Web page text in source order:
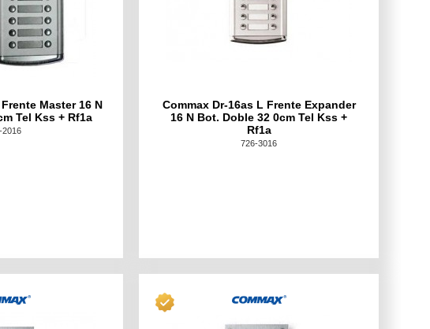
Master 16 N
Tel Kss + Rf1a
2016
Commax Dr-16as L Frente Expander
16 N Bot. Doble 32 0cm Tel Kss +
Rf1a
726-3016